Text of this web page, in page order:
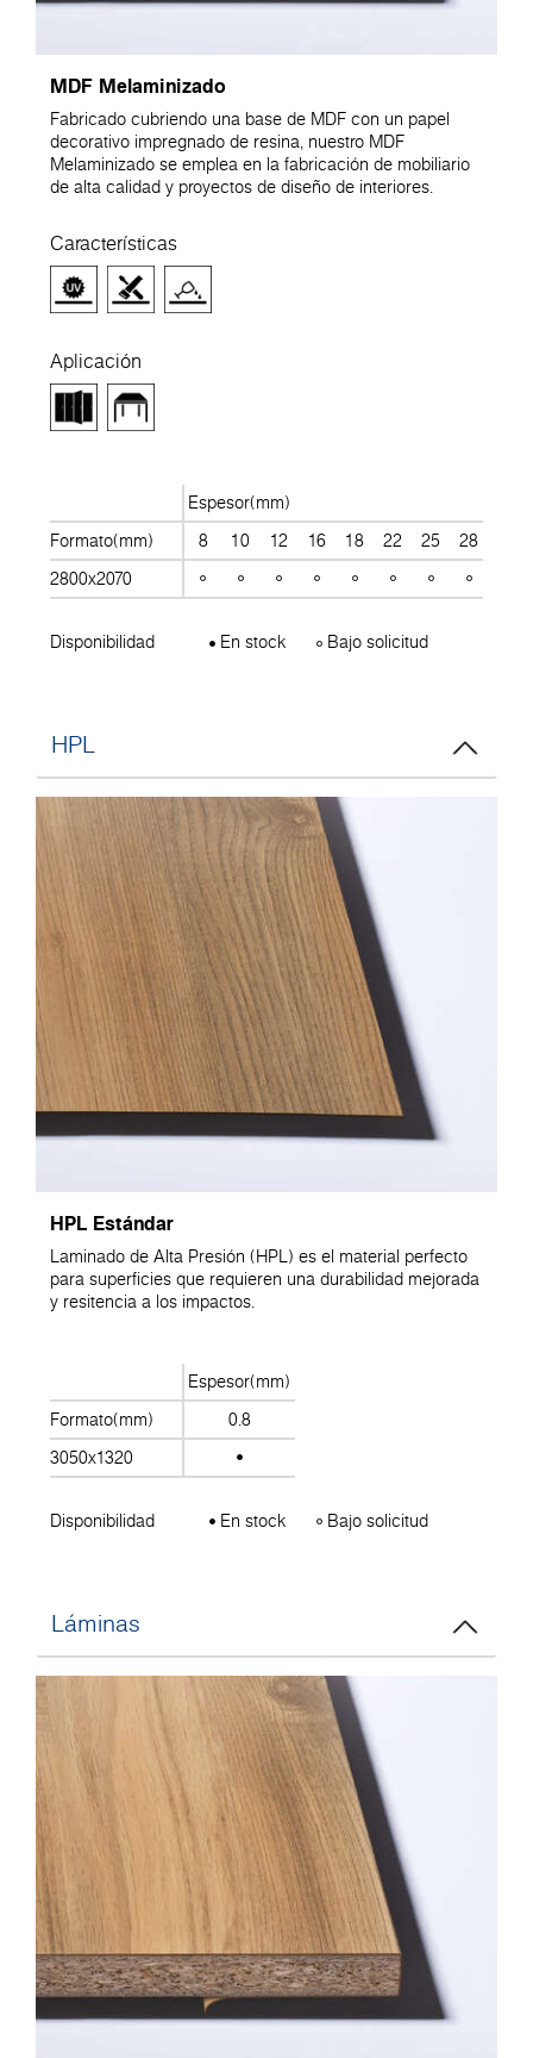
MDF Melaminizado
Fabricado cubriendo una base de MDF con un papel
decorativo impregnado de resina, nuestro MDF
Melaminizado se emplea en la fabricación de mobiliario
de alta calidad y proyectos de diseño de interiores.
Características
Aplicación
Espesor(mm)
Formato(mm)
8 10 12 16 18 22 25 28
2800x2070
Disponibilidad En stock Bajo solicitud
HPL
HPL Estándar
Laminado de Alta Presión (HPL) es el material perfecto
para superficies que requieren una durabilidad mejorada
y resitencia a los impactos.
Espesor(mm)
Formato(mm)
0.8
3050x1320
Disponibilidad En stock Bajo solicitud
Láminas